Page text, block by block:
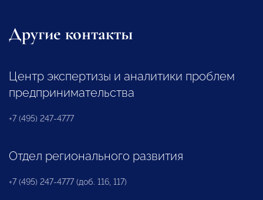
Другие контакты
Центр экспертизы и аналитики проблем
предпринимательства
+7 (495) 247-4777
Отдел регионального развития
+7 (495) 247-4777 (доб. 116, 117)